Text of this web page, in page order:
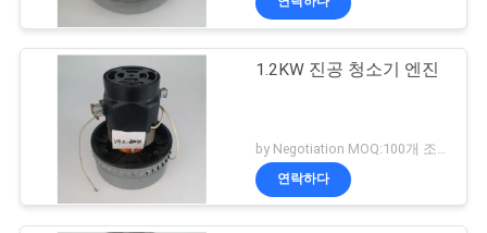
1.2KW 진공 청소기 엔진
by Negotiation MOQ:100개 조각/조각
연락하다